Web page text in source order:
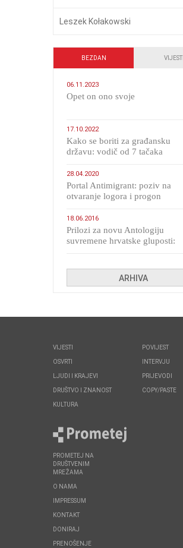
Leszek Kołakowski
BEZDAN VIJESTI
06.11.2023
​Opet on ono svoje
17.10.2022
Kako se boriti za građansku
državu: vodič od 7 tačaka
28.04.2020
Portal Antimigrant: poziv na
otvaranje logora i progon
18.06.2016
Prilozi za novu Antologiju
suvremene hrvatske gluposti:
ARHIVA
VIJESTI
OSVRTI
LJUDI I KRAJEVI
DRUŠTVO I ZNANOST
KULTURA
POVIJEST
INTERVJU
PRIJEVODI
COPY/PASTE
PROMETEJ NA
DRUŠTVENIM
MREŽAMA
O NAMA
IMPRESSUM
KONTAKT
DONIRAJ
PRENOŠENJE